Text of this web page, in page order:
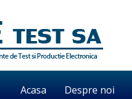
Acasa Despre noi